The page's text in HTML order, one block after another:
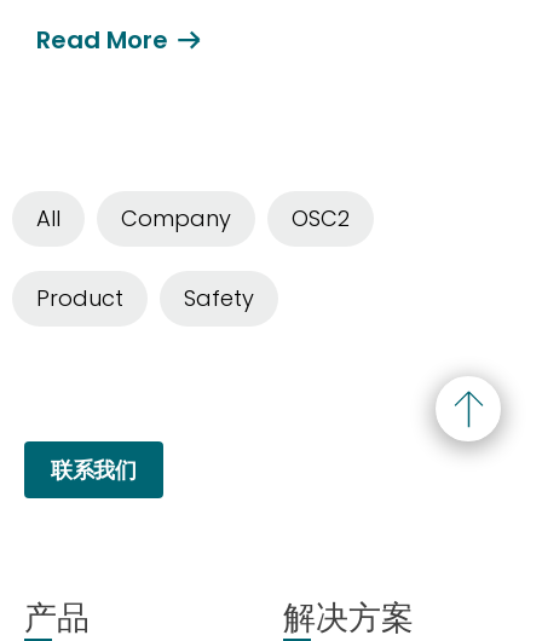
Read More
All Company OSC2
Product Safety
联系我们
产品 解决方案
newsletter​
我们尊重您的隐私权。我们使用您提供的联系信息来分享公
司产品内容与服务。您可以随时选择退订。若要理解更多，
请查看我们的隐私政策